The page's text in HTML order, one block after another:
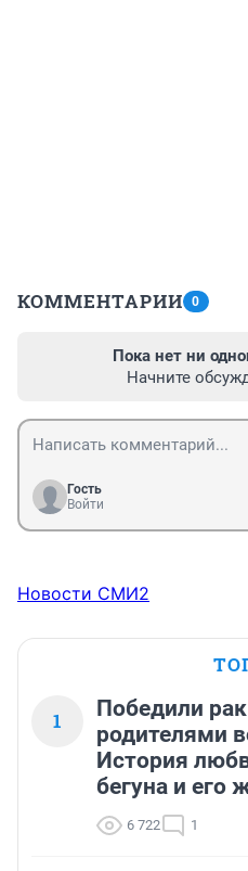
КОММЕНТАРИИ 0
Пока нет ни
Начните
Гость
Войти
Новости СМИ2
1
Победили
родителями
История
бегуна и его
6 722 1